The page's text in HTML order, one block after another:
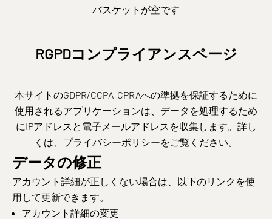
バスケットが空です
RGPDコンプライアンスページ
本サイトのGDPR/CCPA-CPRAへの準拠を保証するために
使用されるアプリケーションは、データを処理するため
にIPアドレスと電子メールアドレスを収集します。詳し
くは、 プライバシーポリシーをご覧ください。
データの修正
アカウント詳細が正しくない場合は、以下のリンクを使
用して更新できます。
アカウント詳細の変更